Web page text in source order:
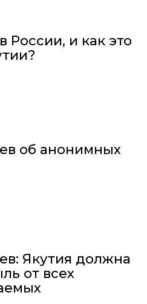
России, и как это
об анонимных
Якутия должна
от всех